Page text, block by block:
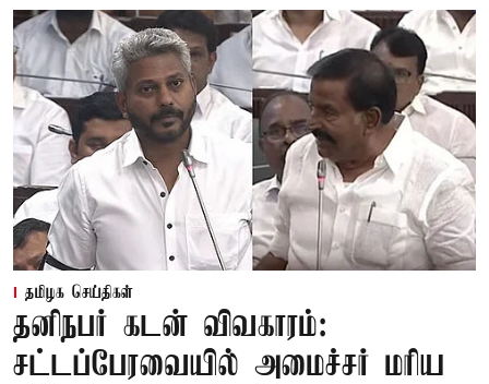
தமிழக செய்திகள்
தனிநபர் கடன் விவகாரம்:
சட்டப்பேரவையில் அமைச்சர் மரிய